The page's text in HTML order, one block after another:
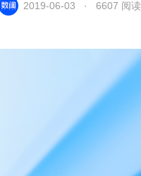
2019-06-03 · 6607 阅读